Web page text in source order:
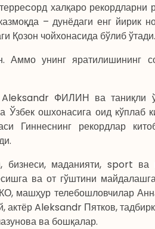
халқаро рекордларни
– дунёдаги енг
Қозон чойхонасида бўлиб ўтади.
Аммо унинг яратилишининг
ФИЛИН ва таниқли
ошхонасига оид кўплаб
Гиннеснинг рекордлар
маданияти, sport ва
ва от гўштини
машҳур телебошловчилар
актёр Aleksandr Пятков,
ва бошқалар.